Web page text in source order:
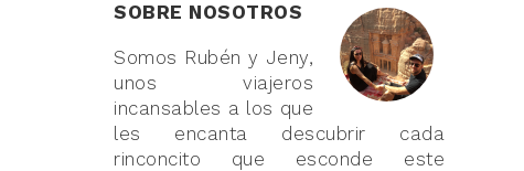
SOBRE NOSOTROS
Somos Rubén y Jeny,
unos viajeros
incansables a los que
les encanta descubrir cada
rinconcito que esconde este